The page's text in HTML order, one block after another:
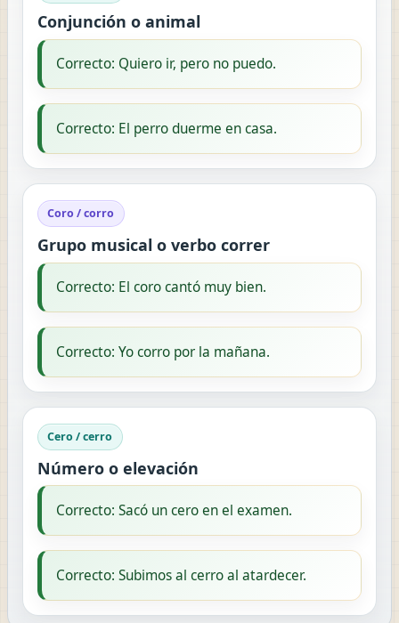
Conjunción o animal
Correcto: Quiero ir, pero no puedo.
Correcto: El perro duerme en casa.
Coro / corro
Grupo musical o verbo correr
Correcto: El coro cantó muy bien.
Correcto: Yo corro por la mañana.
Cero / cerro
Número o elevación
Correcto: Sacó un cero en el examen.
Correcto: Subimos al cerro al atardecer.